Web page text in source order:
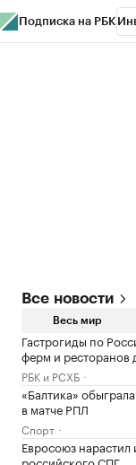
Подписка на РБК
Все новости
Весь мир
Гастрогиды по
ферм и ресторанов
РБК и РСХБ
«Балтика»
в матче РПЛ
Спорт
Евросоюз нарастил
российского СПГ